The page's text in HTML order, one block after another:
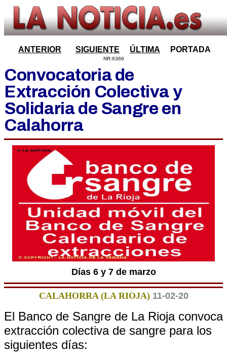
ANTERIOR SIGUIENTE ÚLTIMA PORTADA
NR:6366
Convocatoria de
Extracción Colectiva y
Solidaria de Sangre en
Calahorra
Días 6 y 7 de marzo
CALAHORRA (LA RIOJA) 11-02-20
El Banco de Sangre de La Rioja convoca
extracción colectiva de sangre para los
siguientes días: